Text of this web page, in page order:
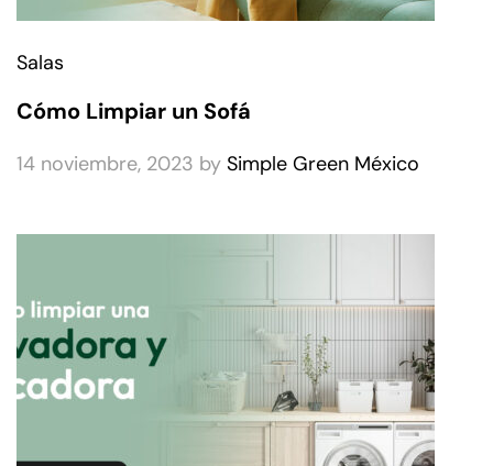
Salas
Cómo Limpiar un Sofá
14 noviembre, 2023 by Simple Green México